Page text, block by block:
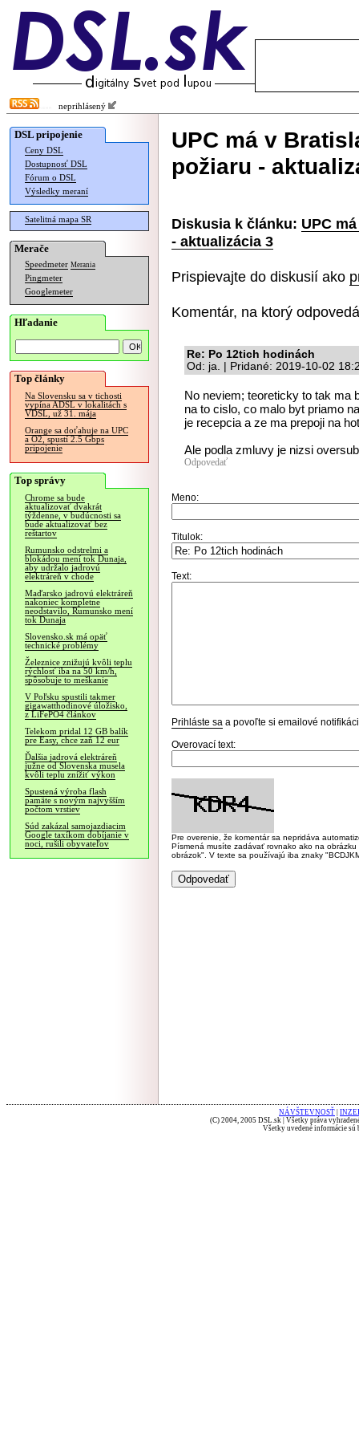
neprihlásený
DSL pripojenie
Ceny DSL
Dostupnosť DSL
Fórum o DSL
Výsledky meraní
Satelitná mapa SR
Merače
Speedmeter Merania
Pingmeter
Googlemeter
Hľadanie
Top články
Na Slovensku sa v tichosti
vypína ADSL v lokalitách s
VDSL, už 31. mája
Orange sa doťahuje na UPC
a O2, spustí 2.5 Gbps
pripojenie
Top správy
Chrome sa bude
aktualizovať dvakrát
týždenne, v budúcnosti sa
bude aktualizovať bez
reštartov
Rumunsko odstrelmi a
blokádou mení tok Dunaja,
aby udržalo jadrovú
elektráreň v chode
Maďarsko jadrovú elektráreň
nakoniec kompletne
neodstavilo, Rumunsko mení
tok Dunaja
Slovensko.sk má opäť
technické problémy
Železnice znižujú kvôli teplu
rýchlosť iba na 50 km/h,
spôsobuje to meškanie
V Poľsku spustili takmer
gigawatthodinové úložisko,
z LiFePO4 článkov
Telekom pridal 12 GB balík
pre Easy, chce zaň 12 eur
Ďalšia jadrová elektráreň
južne od Slovenska musela
kvôli teplu znížiť výkon
Spustená výroba flash
pamäte s novým najvyšším
počtom vrstiev
Súd zakázal samojazdiacim
Google taxíkom dobíjanie v
noci, rušili obyvateľov
UPC má v
požiaru -
Diskusia k článku: UPC
- aktualizácia 3
Prispievajte do diskusií ako
Komentár, na ktorý
Re: Po 12tich hodinách
Od: ja. | Pridané: 2019-10-02
No neviem; teoreticky to tak ma
na to cislo, co malo byt priamo
je recepcia a ze ma prepoji na
Ale podla zmluvy je nizsi
Odpovedať
Meno:
Titulok:
Text:
Prihláste sa a povoľte si emailové
Overovací text:
Pre overenie, že komentár sa nepridáva
Písmená musíte zadávať rovnako ako na
obrázok". V texte sa používajú iba znaky
NÁVŠTEVNOSŤ
(C) 2004, 2005 DSL.sk | Všetky práva
Všetky uvedené informácie sú